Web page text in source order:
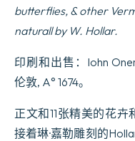
butterflies, & other
naturall by W. Hollar.
印刷和出售：Iohn
伦敦, A° 1674。
正文和11张精美的花卉
接着琳·嘉勒雕刻的